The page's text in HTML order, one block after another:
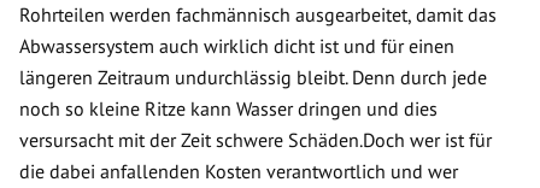
Rohrteilen werden fachmännisch ausgearbeitet, damit das
Abwassersystem auch wirklich dicht ist und für einen
längeren Zeitraum undurchlässig bleibt. Denn durch jede
noch so kleine Ritze kann Wasser dringen und dies
versursacht mit der Zeit schwere Schäden.Doch wer ist für
die dabei anfallenden Kosten verantwortlich und wer